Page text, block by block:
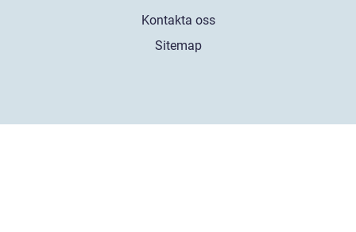
Kontakta oss
Sitemap